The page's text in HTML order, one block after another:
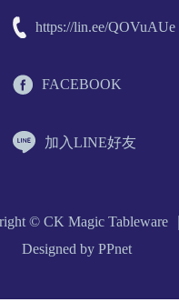
https://lin.ee/QOVuAUe
FACEBOOK
加入LINE好友
© CK Magic Tableware ｜
Designed by PPnet